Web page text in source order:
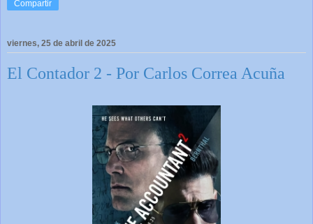
Compartir
viernes, 25 de abril de 2025
El Contador 2 - Por Carlos Correa Acuña